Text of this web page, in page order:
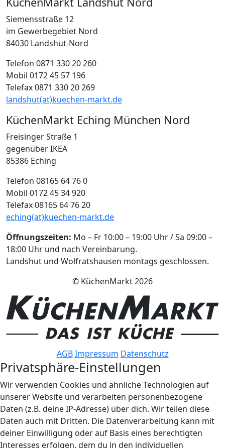
Siemensstraße 12
im Gewerbegebiet Nord
84030 Landshut-Nord
Telefon 0871 330 20 260
Mobil 0172 45 57 196
Telefax 0871 330 20 269
landshut(at)kuechen-markt.de
KüchenMarkt Eching München Nord
Freisinger Straße 1
gegenüber IKEA
85386 Eching
Telefon 08165 64 76 0
Mobil 0172 45 34 920
Telefax 08165 64 76 20
eching(at)kuechen-markt.de
Öffnungszeiten: Mo – Fr 10:00 – 19:00 Uhr / Sa 09:00 –
18:00 Uhr und nach Vereinbarung.
Landshut und Wolfratshausen montags geschlossen.
© KüchenMarkt 2026
AGB Impressum Datenschutz
Privatsphäre-Einstellungen
Wir verwenden Cookies und ähnliche Technologien auf
unserer Website und verarbeiten personenbezogene
Daten (z.B. deine IP-Adresse) über dich. Wir teilen diese
Daten auch mit Dritten. Die Datenverarbeitung kann mit
deiner Einwilligung oder auf Basis eines berechtigten
Interesses erfolgen, dem du in den individuellen